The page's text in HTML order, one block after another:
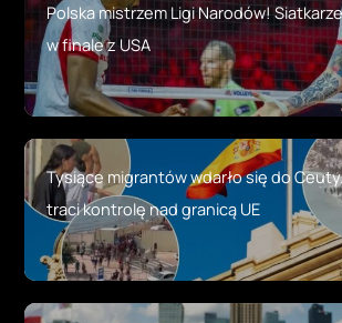
Polska mistrzem Ligi Narodów!
w finale z USA
Tysiące migrantów wdarło się do
traci kontrolę nad granicą UE